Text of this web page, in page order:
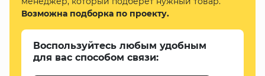
Возможна подборка по проекту.
Воспользуйтесь любым удобным
для вас способом связи: